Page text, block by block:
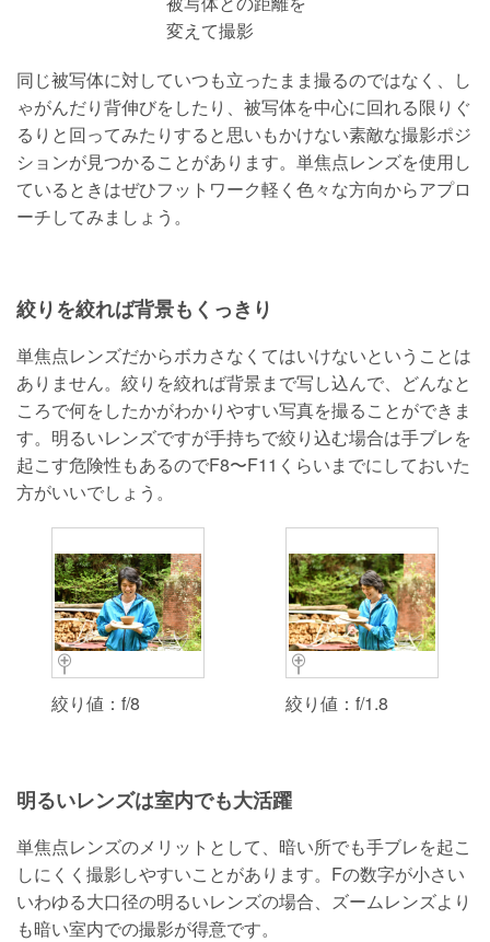
変えて撮影
同じ被写体に対していつも立ったまま撮るのではなく、し
ゃがんだり背伸びをしたり、被写体を中心に回れる限りぐ
るりと回ってみたりすると思いもかけない素敵な撮影ポジ
ションが見つかることがあります。単焦点レンズを使用し
ているときはぜひフットワーク軽く色々な方向からアプロ
ーチしてみましょう。
絞りを絞れば背景もくっきり
単焦点レンズだからボカさなくてはいけないということは
ありません。絞りを絞れば背景まで写し込んで、どんなと
ころで何をしたかがわかりやすい写真を撮ることができま
す。明るいレンズですが手持ちで絞り込む場合は手ブレを
起こす危険性もあるのでF8〜F11くらいまでにしておいた
方がいいでしょう。
絞り値：f/8 絞り値：f/1.8
明るいレンズは室内でも大活躍
単焦点レンズのメリットとして、暗い所でも手ブレを起こ
しにくく撮影しやすいことがあります。Fの数字が小さい
いわゆる大口径の明るいレンズの場合、ズームレンズより
も暗い室内での撮影が得意です。